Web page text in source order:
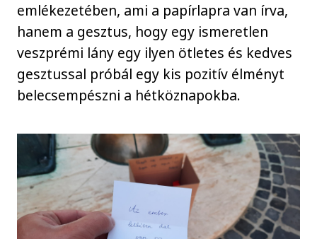
emlékezetében, ami a papírlapra van írva,
hanem a gesztus, hogy egy ismeretlen
veszprémi lány egy ilyen ötletes és kedves
gesztussal próbál egy kis pozitív élményt
belecsempészni a hétköznapokba.